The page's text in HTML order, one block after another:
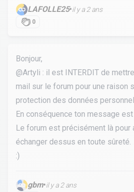
LAFOLLE25•il y a 2 ans
0
Bonjour,
@Artyli : il est INTERDIT de
mail sur le forum pour une raison
protection des données
En conséquence ton message
Le forum est précisément là pour
échanger dessus en toute sûreté.
:)
gbm•il y a 2 ans